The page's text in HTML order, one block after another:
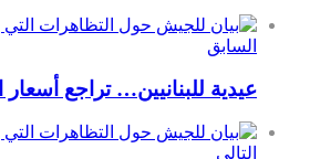
السابق
عيدية للبنانيين… تراجع
التالى